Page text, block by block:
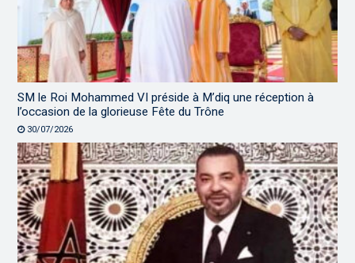
SM le Roi Mohammed VI préside à M’diq une réception à
l’occasion de la glorieuse Fête du Trône
30/07/2026